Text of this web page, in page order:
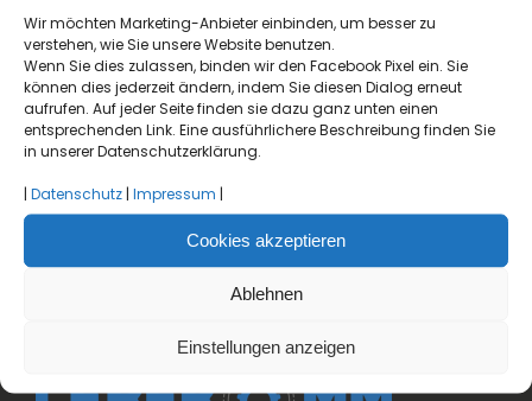
Wir möchten Marketing-Anbieter einbinden, um besser zu
verstehen, wie Sie unsere Website benutzen.
Wenn Sie dies zulassen, binden wir den Facebook Pixel ein. Sie
können dies jederzeit ändern, indem Sie diesen Dialog erneut
aufrufen. Auf jeder Seite finden sie dazu ganz unten einen
entsprechenden Link. Eine ausführlichere Beschreibung finden Sie
in unserer Datenschutzerklärung.
Datenschutz Impressum
Cookies akzeptieren
Ablehnen
Einstellungen anzeigen